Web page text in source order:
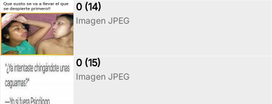
0 (14)
Imagen JPEG
0 (15)
Imagen JPEG